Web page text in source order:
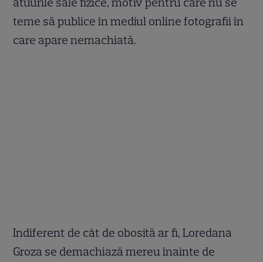
teme să publice în mediul online fotografii în
care apare nemachiată.
Indiferent de cât de obosită ar fi, Loredana
Groza se demachiază mereu înainte de